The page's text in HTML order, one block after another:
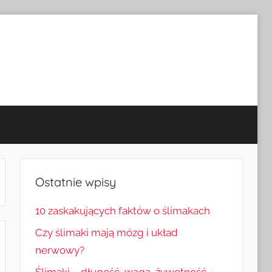
Ostatnie wpisy
10 zaskakujących faktów o ślimakach
Czy ślimaki mają mózg i układ
nerwowy?